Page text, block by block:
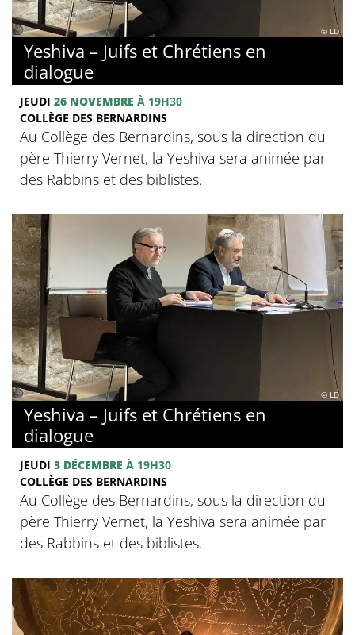
© LD
Yeshiva – Juifs et Chrétiens en
dialogue
JEUDI 26 NOVEMBRE À 19H30
COLLÈGE DES BERNARDINS
Au Collège des Bernardins, sous la direction du
père Thierry Vernet, la Yeshiva sera animée par
des Rabbins et des biblistes.
© LD
Yeshiva – Juifs et Chrétiens en
dialogue
JEUDI 3 DÉCEMBRE À 19H30
COLLÈGE DES BERNARDINS
Au Collège des Bernardins, sous la direction du
père Thierry Vernet, la Yeshiva sera animée par
des Rabbins et des biblistes.